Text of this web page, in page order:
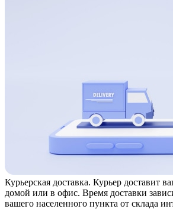
Курьерская доставка. Курьер доставит
домой или в офис. Время доставки
вашего населенного пункта от склада